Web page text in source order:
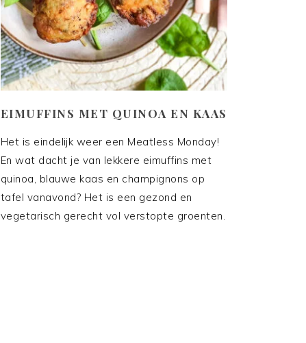
EIMUFFINS MET QUINOA EN KAAS
Het is eindelijk weer een Meatless Monday!
En wat dacht je van lekkere eimuffins met
quinoa, blauwe kaas en champignons op
tafel vanavond? Het is een gezond en
vegetarisch gerecht vol verstopte groenten.